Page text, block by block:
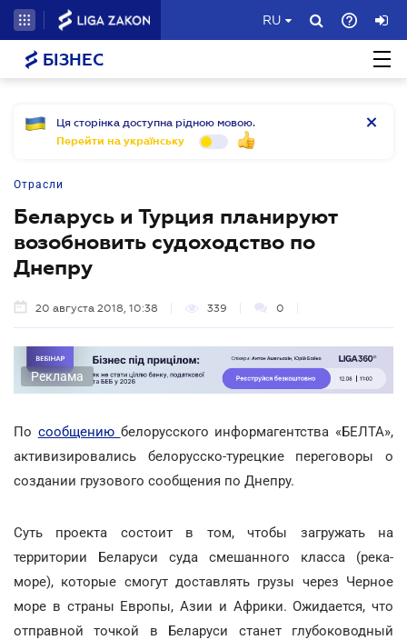
RU
БІЗНЕС
Ця сторінка доступна рідною мовою.
Перейти на українську
Отрасли
Беларусь и Турция планируют
возобновить судоходство по
Днепру
20 августа 2018, 10:38 339 0
Реклама
По сообщению белорусского информагентства «БЕЛТА»,
активизировались белорусско-турецкие переговоры о
создании грузового сообщения по Днепру.
Суть проекта состоит в том, чтобы загружать на
территории Беларуси суда смешанного класса (река-
море), которые смогут доставлять грузы через Черное
море в страны Европы, Азии и Африки. Ожидается, что
отправной точкой в Беларуси станет глубоководный